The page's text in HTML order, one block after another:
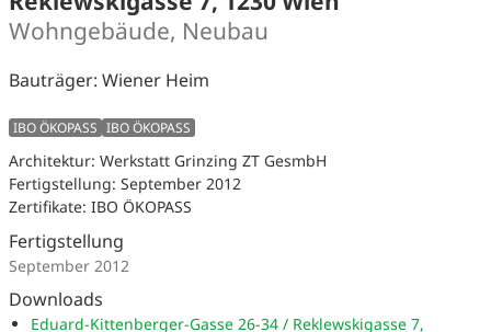
Wohngebäude, Neubau
Bauträger: Wiener Heim
IBO ÖKOPASS IBO ÖKOPASS
Architektur: Werkstatt Grinzing ZT GesmbH
Fertigstellung: September 2012
Zertifikate: IBO ÖKOPASS
Fertigstellung
September 2012
Downloads
Eduard-Kittenberger-Gasse 26-34 / Reklewskigasse 7,